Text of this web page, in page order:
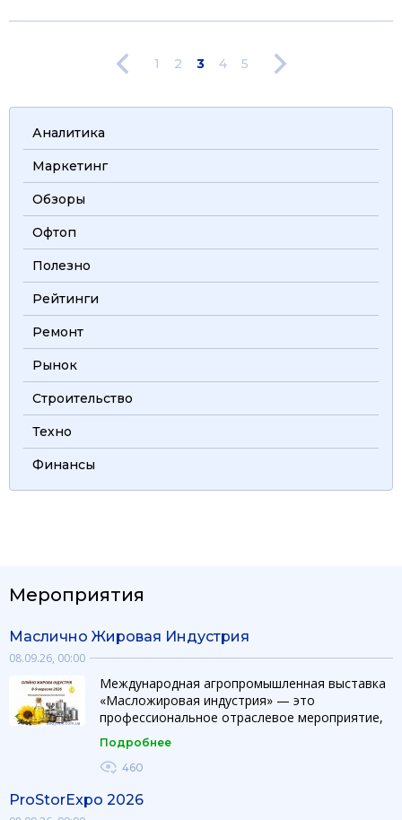
1 2 3 4 5
Аналитика
Маркетинг
Обзоры
Офтоп
Полезно
Рейтинги
Ремонт
Рынок
Строительство
Техно
Финансы
Мероприятия
Маслично Жировая Индустрия
08.09.26, 00:00
Международная агропромышленная выставка
«Масложировая индустрия» — это
профессиональное отраслевое мероприятие,
объединяющее производителей, поставщиков
оборудования, технологий и ингредиентов для
производства и переработки растительных
эффективную платформу для презентации
Подробнее
460
ProStorExpo 2026